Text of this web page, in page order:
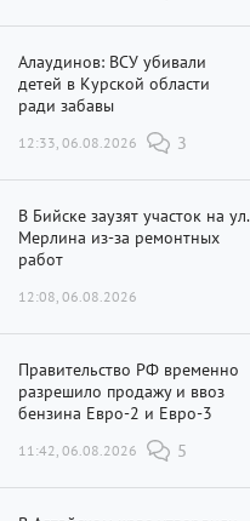
Алаудинов: ВСУ убивали
детей в Курской области
ради забавы
12:33, 06.08.2026 3
В Бийске заузят участок на ул.
Мерлина из-за ремонтных
работ
12:08, 06.08.2026
Правительство РФ временно
разрешило продажу и ввоз
бензина Евро-2 и Евро-3
11:42, 06.08.2026 5